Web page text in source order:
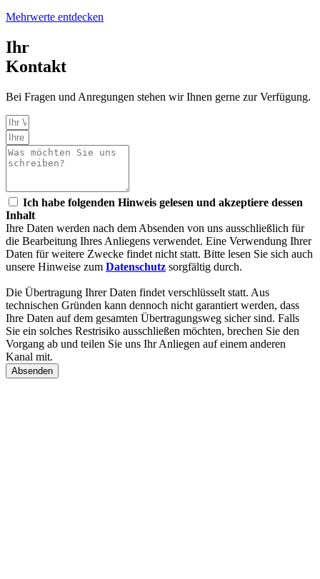
Mehrwerte entdecken
Ihr
Kontakt
Bei Fragen und Anregungen stehen wir Ihnen gerne zur Verfügung.
Ich habe folgenden Hinweis gelesen und akzeptiere dessen
Inhalt
Ihre Daten werden nach dem Absenden von uns ausschließlich für
die Bearbeitung Ihres Anliegens verwendet. Eine Verwendung Ihrer
Daten für weitere Zwecke findet nicht statt. Bitte lesen Sie sich auch
unsere Hinweise zum Datenschutz sorgfältig durch.
Die Übertragung Ihrer Daten findet verschlüsselt statt. Aus
technischen Gründen kann dennoch nicht garantiert werden, dass
Ihre Daten auf dem gesamten Übertragungsweg sicher sind. Falls
Sie ein solches Restrisiko ausschließen möchten, brechen Sie den
Vorgang ab und teilen Sie uns Ihr Anliegen auf einem anderen
Kanal mit.
Absenden